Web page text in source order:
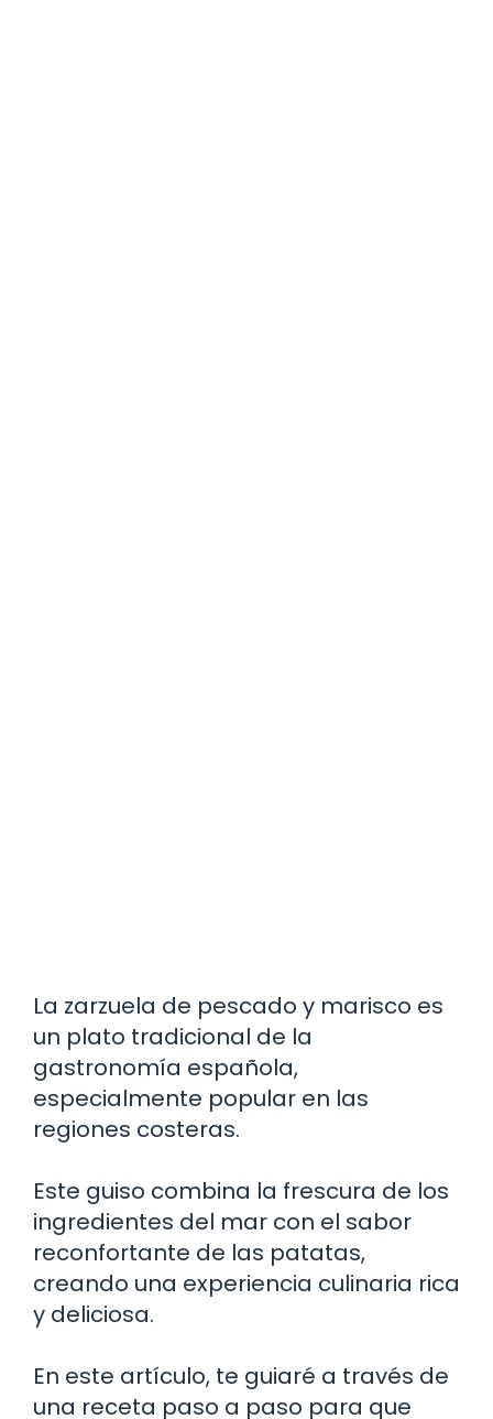
La zarzuela de pescado y marisco es
un plato tradicional de la
gastronomía española,
especialmente popular en las
regiones costeras.
Este guiso combina la frescura de los
ingredientes del mar con el sabor
reconfortante de las patatas,
creando una experiencia culinaria rica
y deliciosa.
En este artículo, te guiaré a través de
una receta paso a paso para que